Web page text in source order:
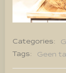
Categories:
Tags:
Geen